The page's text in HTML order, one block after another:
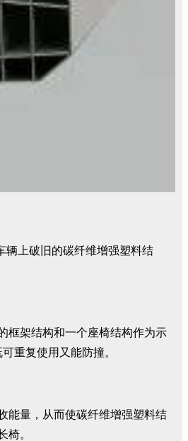
辆上破旧的碳纤维增强塑料结
框架结构和一个座椅结构作为示
重复使用又能防撞。
能量，从而使碳纤维增强塑料结
椅。